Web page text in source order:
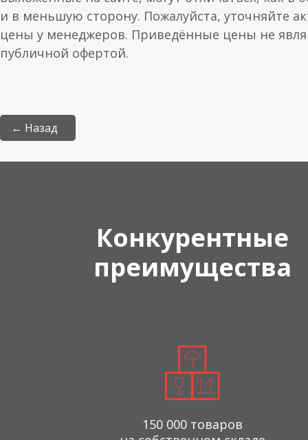
и в меньшую сторону. Пожалуйста, уточняйте
цены у менеджеров. Приведённые цены не
публичной офертой.
← Назад
Конкурентные
преимущества
150 000 товаров